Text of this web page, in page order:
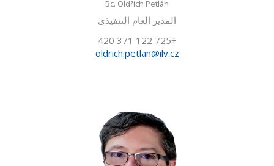
Bc. Oldřich Petlán
المدير العام التنفيذي
+420 371 122 725
oldrich.petlan@ilv.cz